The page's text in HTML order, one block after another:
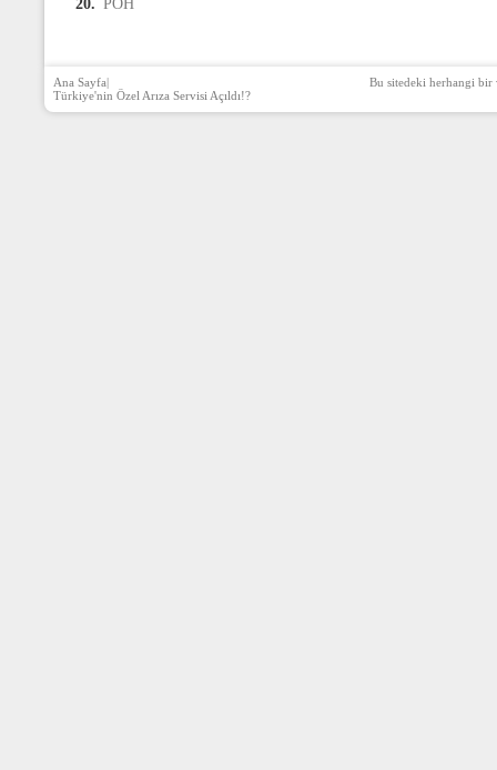
20. PÖH
Ana Sayfa|
Türkiye'nin Özel Arıza Servisi Açıldı!?
Bu sitedeki herhangi bir